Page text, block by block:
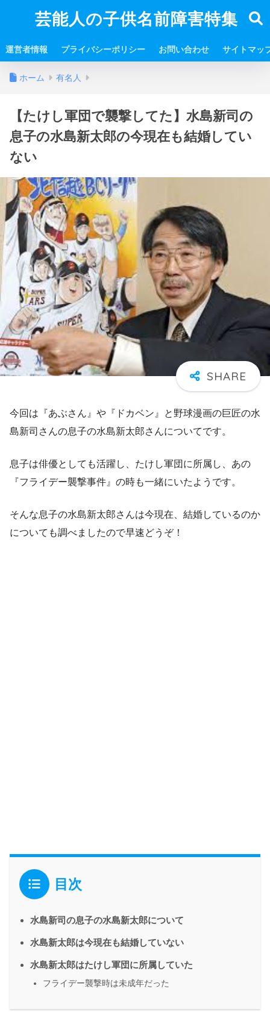
芸能人の子供名前障害特集
運営者情報 プライバシーポリシー お問い合わせ サイトマッ
ホーム 有名人
【たけし軍団で襲撃してた】水島新司の
息子の水島新太郎の今現在も結婚してい
ない
今回は『あぶさん』や『ドカベン』と野球漫画の巨匠の水
島新司さんの息子の水島新太郎さんについてです。
息子は俳優としても活躍し、たけし軍団に所属し、あの
『フライデー襲撃事件』の時も一緒にいたようです。
そんな息子の水島新太郎さんは今現在、結婚しているのか
についても調べましたので早速どうぞ！
目次
水島新司の息子の水島新太郎について
水島新太郎は今現在も結婚していない
水島新太郎はたけし軍団に所属していた
フライデー襲撃時は未成年だった